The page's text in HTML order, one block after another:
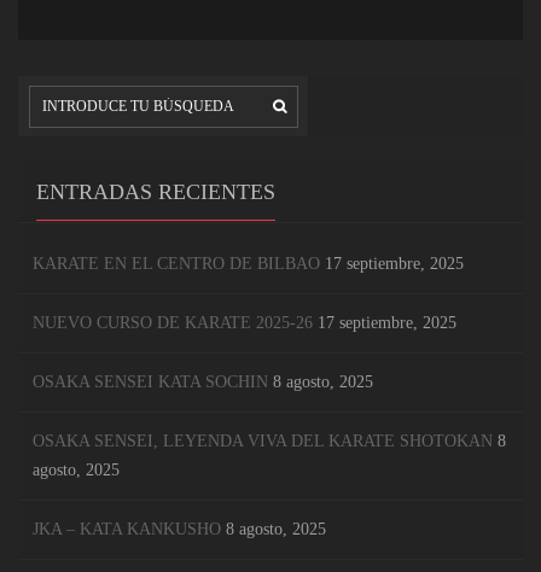
ENTRADAS RECIENTES
KARATE EN EL CENTRO DE BILBAO 17 septiembre, 2025
NUEVO CURSO DE KARATE 2025-26 17 septiembre, 2025
OSAKA SENSEI KATA SOCHIN 8 agosto, 2025
OSAKA SENSEI, LEYENDA VIVA DEL KARATE SHOTOKAN 8
agosto, 2025
JKA – KATA KANKUSHO 8 agosto, 2025